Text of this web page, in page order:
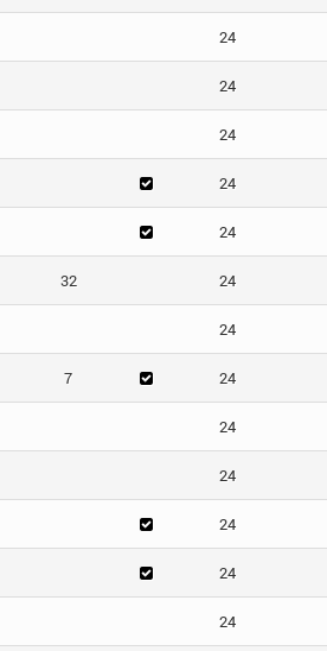
24
24
24
24
24
32 24
24
7 24
24
24
24
24
24